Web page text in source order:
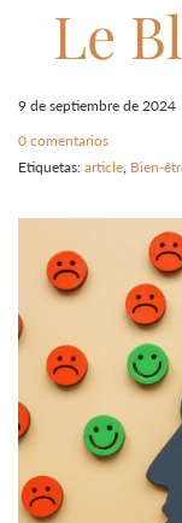
Le
9 de septiembre de 2024
0 comentarios
Etiquetas: article, Bien-